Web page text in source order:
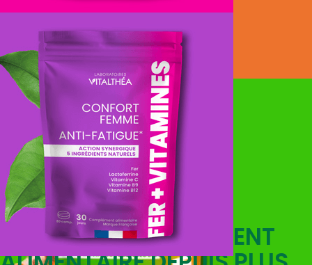
VOIR LA GAMME COMPLÈTE
EXPERT EN COMPLÉMENT